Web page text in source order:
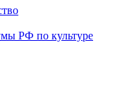
РФ по культуре